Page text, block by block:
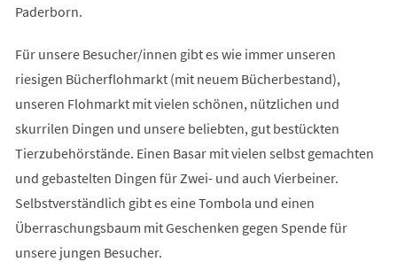
Paderborn.
Für unsere Besucher/innen gibt es wie immer unseren
riesigen Bücherflohmarkt (mit neuem Bücherbestand),
unseren Flohmarkt mit vielen schönen, nützlichen und
skurrilen Dingen und unsere beliebten, gut bestückten
Tierzubehörstände. Einen Basar mit vielen selbst gemachten
und gebastelten Dingen für Zwei- und auch Vierbeiner.
Selbstverständlich gibt es eine Tombola und einen
Überraschungsbaum mit Geschenken gegen Spende für
unsere jungen Besucher.